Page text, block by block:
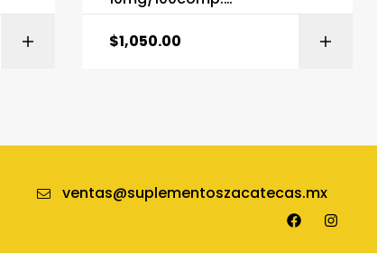
AÑADIR AL CARRITO
$1,050.00
ventas@suplementoszacatecas.mx